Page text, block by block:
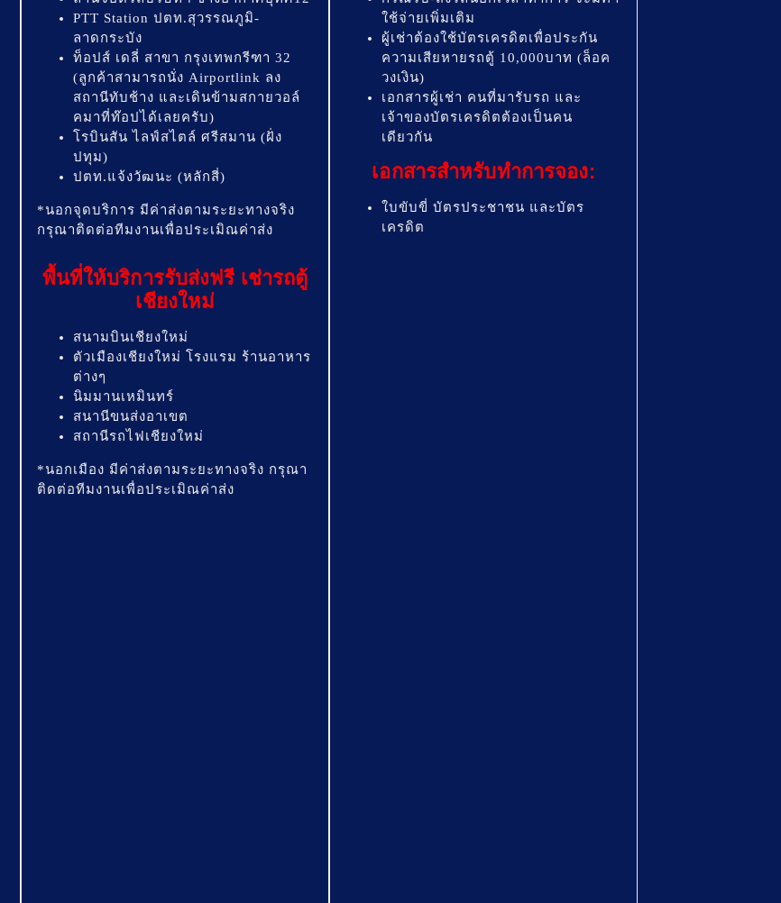
PTT Station ปตท.สุวรรณภูมิ-
ลาดกระบัง
ท็อปส์ เดลี่ สาขา กรุงเทพกรีฑา 32
(ลูกค้าสามารถนั่ง Airportlink ลง
สถานีทับช้าง และเดินข้ามสกายวอล์
คมาที่ท๊อปได้เลยครับ)
โรบินสัน ไลฟ์สไตล์ ศรีสมาน (ฝั่ง
ปทุม)
ปตท.แจ้งวัฒนะ (หลักสี่)
*นอกจุดบริการ มีค่าส่งตามระยะทางจริง
กรุณาติดต่อทีมงานเพื่อประเมิณค่าส่ง
พื้นที่ให้บริการรับส่งฟรี เช่ารถตู้
เชียงใหม่
สนามบินเชียงใหม่
ตัวเมืองเชียงใหม่ โรงแรม ร้านอาหาร
ต่างๆ
นิมมานเหมินทร์
สนานีขนส่งอาเขต
สถานีรถไฟเชียงใหม่
*นอกเมือง มีค่าส่งตามระยะทางจริง กรุณา
ติดต่อทีมงานเพื่อประเมิณค่าส่ง
ใช้จ่ายเพิ่มเติม
ผู้เช่าต้องใช้บัตรเครดิตเพื่อประกัน
ความเสียหายรถตู้ 10,000บาท (ล็อค
วงเงิน)
เอกสารผู้เช่า คนที่มารับรถ และ
เจ้าของบัตรเครดิตต้องเป็นคน
เดียวกัน
เอกสารสำหรับทำการจอง:
ใบขับขี่ บัตรประชาชน และบัตร
เครดิต